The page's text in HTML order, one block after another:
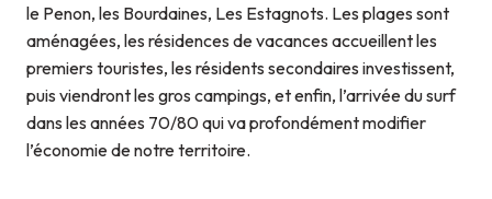
le Penon, les Bourdaines, Les Estagnots. Les plages sont
aménagées, les résidences de vacances accueillent les
premiers touristes, les résidents secondaires investissent,
puis viendront les gros campings, et enfin, l’arrivée du surf
dans les années 70/80 qui va profondément modifier
l’économie de notre territoire.